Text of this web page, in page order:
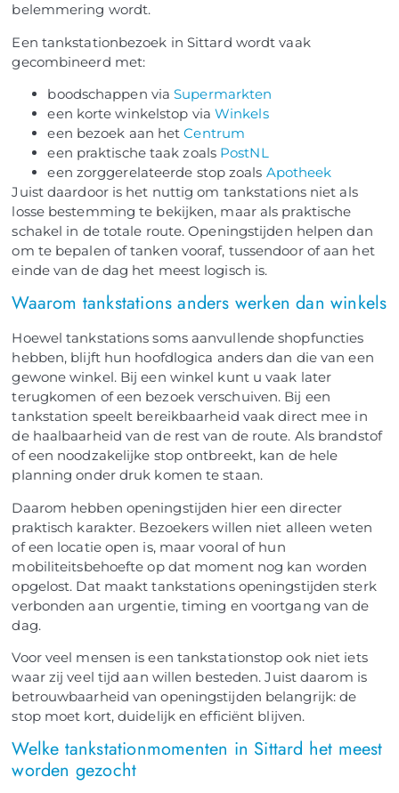
belemmering wordt.
Een tankstationbezoek in Sittard wordt vaak
gecombineerd met:
boodschappen viaSupermarkten
een korte winkelstop via Winkels
een bezoek aan hetCentrum
een praktische taak zoals PostNL
een zorggerelateerde stop zoals Apotheek
Juist daardoor is het nuttig om tankstations niet als
losse bestemming te bekijken, maar als praktische
schakel in de totale route. Openingstijden helpen dan
om te bepalen of tanken vooraf, tussendoor of aan het
einde van de dag het meest logisch is.
Waarom tankstations anders werken dan winkels
Hoewel tankstations soms aanvullende shopfuncties
hebben, blijft hun hoofdlogica anders dan die van een
gewone winkel. Bij een winkel kunt u vaak later
terugkomen of een bezoek verschuiven. Bij een
tankstation speelt bereikbaarheid vaak direct mee in
de haalbaarheid van de rest van de route. Als brandstof
of een noodzakelijke stop ontbreekt, kan de hele
planning onder druk komen te staan.
Daarom hebben openingstijden hier een directer
praktisch karakter. Bezoekers willen niet alleen weten
of een locatie open is, maar vooral of hun
mobiliteitsbehoefte op dat moment nog kan worden
opgelost. Dat maakt tankstations openingstijden sterk
verbonden aan urgentie, timing en voortgang van de
dag.
Voor veel mensen is een tankstationstop ook niet iets
waar zij veel tijd aan willen besteden. Juist daarom is
betrouwbaarheid van openingstijden belangrijk: de
stop moet kort, duidelijk en efficiënt blijven.
Welke tankstationmomenten in Sittard het meest
worden gezocht